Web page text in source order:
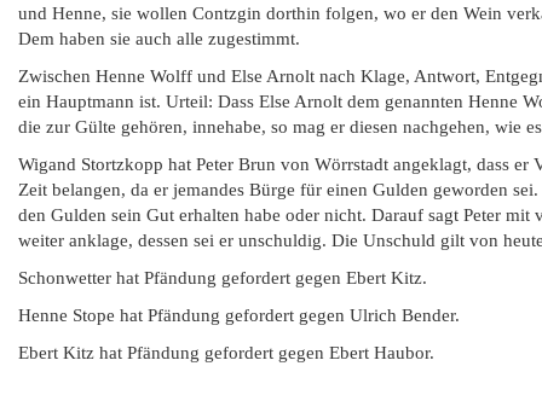
und Henne, sie wollen Contzgin dorthin folgen, wo er den Wein
Dem haben sie auch alle zugestimmt.
Zwischen Henne Wolff und Else Arnolt nach Klage, Antwort,
ein Hauptmann ist. Urteil: Dass Else Arnolt dem genannten Henne
die zur Gülte gehören, innehabe, so mag er diesen nachgehen, wie
Wigand Stortzkopp hat Peter Brun von Wörrstadt angeklagt, dass er
Zeit belangen, da er jemandes Bürge für einen Gulden geworden
den Gulden sein Gut erhalten habe oder nicht. Darauf sagt Peter
weiter anklage, dessen sei er unschuldig. Die Unschuld gilt von
Schonwetter hat Pfändung gefordert gegen Ebert Kitz.
Henne Stope hat Pfändung gefordert gegen Ulrich Bender.
Ebert Kitz hat Pfändung gefordert gegen Ebert Haubor.